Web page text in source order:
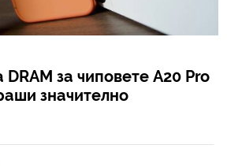
за чиповете A20 Pro
значително